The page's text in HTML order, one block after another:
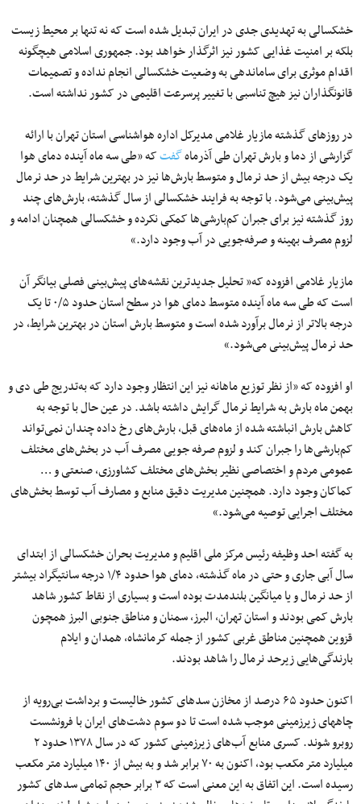
خشکسالی به تهدیدی جدی در ایران تبدیل شده است که نه تنها بر محیط زیست
بلکه بر امنیت غذایی کشور نیز اثرگذار خواهد بود. جمهوری اسلامی هیچگونه
اقدام موثری برای ساماندهی به وضعیت خشکسالی انجام نداده و تصمیمات
قانونگذاران نیز هیچ تناسبی با تغییر پرسرعت اقلیمی در کشور نداشته است.
در روزهای گذشته مازیار غلامی مدیرکل اداره هواشناسی استان تهران با ارائه
گزارشی از دما و بارش تهران طی آذرماهگفتکه «طی سه ماه آینده دمای هوا
یک درجه بیش از حد نرمال و متوسط بارش‌ها نیز در بهترین شرایط در حد نرمال
پیش‌بینی می‌شود. با توجه به فرایند خشکسالی از سال گذشته، بارش‌های چند
روز گذشته نیز برای جبران کم‌بارشی‌ها کمکی نکرده و خشکسالی همچنان ادامه و
لزوم مصرف بهینه و صرفه‌جویی در آب وجود دارد.»
مازیار غلامی افزوده که« تحلیل جدیدترین نقشه‌های پیش‌بینی فصلی بیانگر آن
است که طی سه ماه آینده متوسط دمای هوا در سطح استان حدود ۰/۵ تا یک
درجه بالاتر از نرمال برآورد شده است و متوسط بارش استان در بهترین شرایط، در
حد نرمال پیش‌بینی می‌شود.»
او افزوده که «از نظر توزیع ماهانه نیز این انتظار وجود دارد که به‌تدریج طی دی و
بهمن ماه بارش به شرایط نرمال گرایش داشته باشد. در عین حال با توجه به
کاهش بارش انباشته شده از ماه‌های قبل، بارش‌های رخ داده چندان نمی‌تواند
کم‌بارشی‌ها را جبران کند و لزوم صرفه جویی مصرف آب در بخش‌های مختلف
عمومی مردم و اختصاصی نظیر بخش‌های مختلف کشاورزی، صنعتی و …
کماکان وجود دارد. همچنین مدیریت دقیق منابع و مصارف آب توسط بخش‌های
مختلف اجرایی توصیه می‌شود.»
به گفته احد وظیفه رئیس مرکز ملی اقلیم و مدیریت بحران خشکسالی از ابتدای
سال آبی جاری و حتی در ماه گذشته، دمای هوا حدود ۱/۴ درجه سانتیگراد بیشتر
از حد نرمال و یا میانگین بلندمدت بوده است و بسیاری از نقاط کشور شاهد
بارش کمی بودند و استان تهران، البرز، سمنان و مناطق جنوبی البرز همچون
قزوین همچنین مناطق غربی کشور از جمله کرمانشاه، همدان و ایلام
بارندگی‌هایی زیرحد نرمال را شاهد بودند.
اکنون حدود ۶۵ درصد از مخازن سدهای کشور خالیست و برداشت بی‌رویه از
چاههای زیرزمینی موجب شده است تا دو سوم دشت‌های ایران با فرونشست
روبرو شوند. کسری منابع آب‌های زیرزمینی کشور که در سال ۱۳۷۸ حدود ۲
میلیارد متر مکعب بود، اکنون به ۷۰ برابر شد و به بیش از ۱۴۰ میلیارد متر مکعب
رسیده است. این اتفاق به این معنی است که ۳ برابر حجم تمامی سدهای کشور